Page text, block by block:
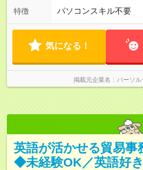
特徴 パソコンスキル不要
気になる！
掲載元企業名 パーソ
英語が活かせる貿易事
◆未経験OK／英語好